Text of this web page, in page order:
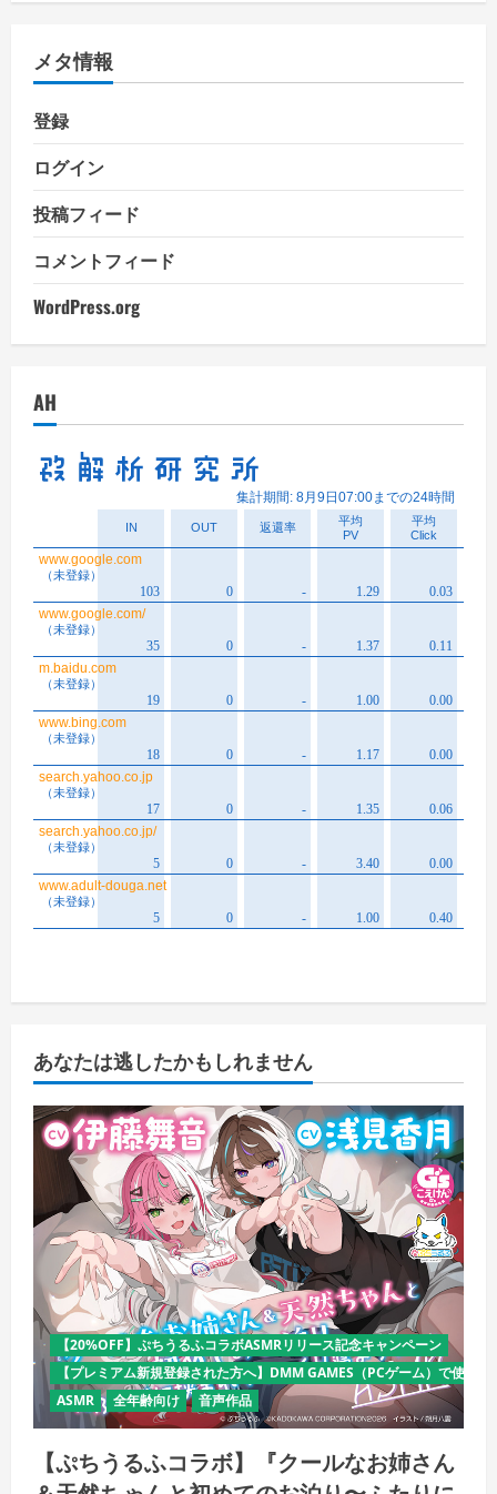
ー
メタ情報
登録
ログイン
投稿フィード
コメントフィード
WordPress.org
AH
あなたは逃したかもしれません
【20%OFF】ぷちうるふコラボASMRリリース記念キャンペーン
【プレミアム新規登録された方へ】DMM GAMES（PCゲーム）で使え
ASMR
全年齢向け 音声作品
【ぷちうるふコラボ】『クールなお姉さん